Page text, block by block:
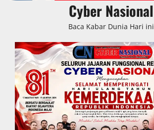
Cyber Nasional
Baca Kabar Dunia Hari ini